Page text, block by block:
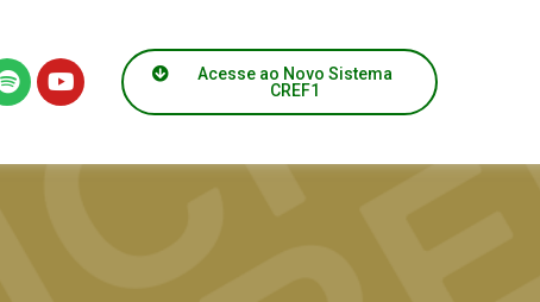
Acesse ao Novo Sistema
CREF1